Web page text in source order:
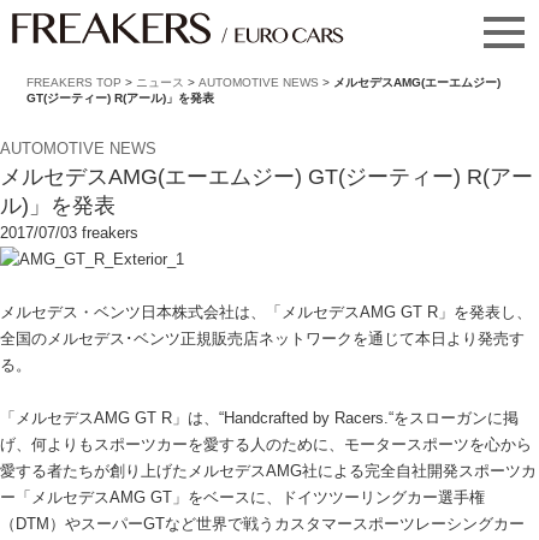
FREAKERS TOP > ニュース >AUTOMOTIVE NEWS > メルセデスAMG(エーエムジー)
GT(ジーティー) R(アール)」を発表
AUTOMOTIVE NEWS
メルセデスAMG(エーエムジー) GT(ジーティー) R(アー
ル)」を発表
2017/07/03 freakers
メルセデス・ベンツ日本株式会社は、「メルセデスAMG GT R」を発表し、
全国のメルセデス･ベンツ正規販売店ネットワークを通じて本日より発売す
る。
「メルセデスAMG GT R」は、“Handcrafted by Racers.“をスローガンに掲
げ、何よりもスポーツカーを愛する人のために、モータースポーツを心から
愛する者たちが創り上げたメルセデスAMG社による完全自社開発スポーツカ
ー「メルセデスAMG GT」をベースに、ドイツツーリングカー選手権
（DTM）やスーパーGTなど世界で戦うカスタマースポーツレーシングカー